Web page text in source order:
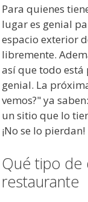
Para quienes
lugar es genial
espacio exterior
libremente.
así que todo está
genial. La
vemos?" ya saben:
un sitio que lo
¡No se lo pierdan!
Qué tipo de
restaurante